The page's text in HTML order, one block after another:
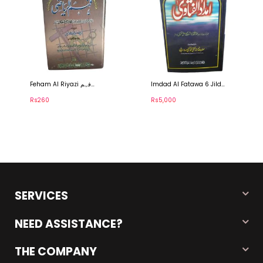
Feham Al Riyazi فہم
Rs260
Imdad Al Fatawa 6 Jild
Rs5,000
SERVICES
NEED ASSISTANCE?
THE COMPANY